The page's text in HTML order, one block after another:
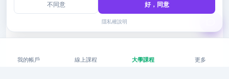
我的帳戶 線上課程 大學課程 更多
不同意 好，同意
隱私權說明